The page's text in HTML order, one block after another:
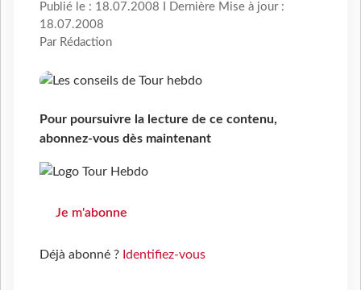
Publié le : 18.07.2008 I Dernière Mise à jour :
18.07.2008
Par Rédaction
Pour poursuivre la lecture de ce contenu,
abonnez-vous dès maintenant
Je m'abonne
Déjà abonné ? Identifiez-vous